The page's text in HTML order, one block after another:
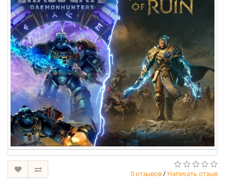
0 отзывов/ Написать отзыв